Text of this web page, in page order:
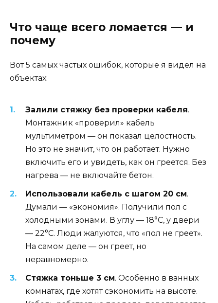
Что чаще всего ломается — и
почему
Вот 5 самых частых ошибок, которые я видел на
объектах:
Залили стяжку без проверки кабеля.
Монтажник «проверил» кабель
мультиметром — он показал целостность.
Но это не значит, что он работает. Нужно
включить его и увидеть, как он греется. Без
нагрева — не включайте бетон.
Использовали кабель с шагом 20 см.
Думали — «экономия». Получили пол с
холодными зонами. В углу — 18°C, у двери
— 22°C. Люди жалуются, что «пол не греет».
На самом деле — он греет, но
неравномерно.
Стяжка тоньше 3 см. Особенно в ванных
комнатах, где хотят сэкономить на высоте.